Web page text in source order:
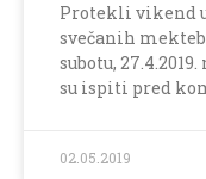
Protekli vikend
svečanih
subotu,
su ispiti pred
02.05.2019